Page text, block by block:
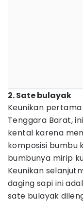
2. Sate bulayak
Keunikan
Tenggara Barat,
kental karena
komposisi bumbu
bumbunya mirip
Keunikan
daging sapi ini
sate bulayak